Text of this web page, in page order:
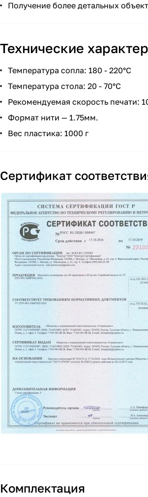
Получение более детальных
Технические
Температура сопла: 180 - 220°С
Температура стола: 20 - 70°С
Рекомендуемая скорость печати:
Формат нити — 1.75мм.
Вес пластика: 1000 г
Сертификат
Комплектация